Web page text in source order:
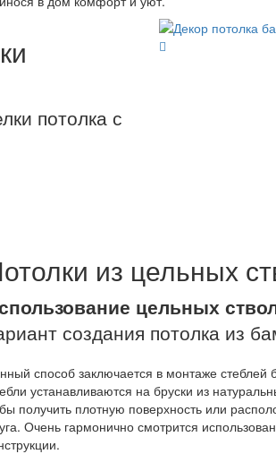
потолка с
из цельных
цельных
создания потолка из
способ заключается в монтаже
устанавливаются на бруски из
получить плотную поверхность или
Очень гармонично смотрится